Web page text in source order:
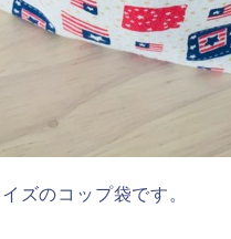
ズのコップ袋です。